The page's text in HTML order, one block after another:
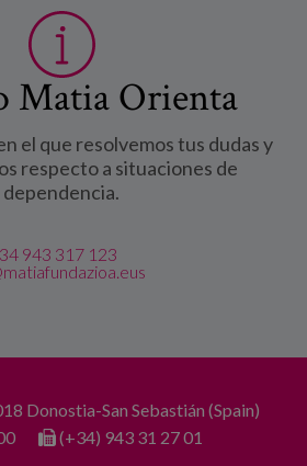
Matia Orienta
el que resolvemos tus dudas y
respecto a situaciones de
dependencia.
943 317 123
Donostia-San Sebastián (Spain)
(+34) 943 31 27 01